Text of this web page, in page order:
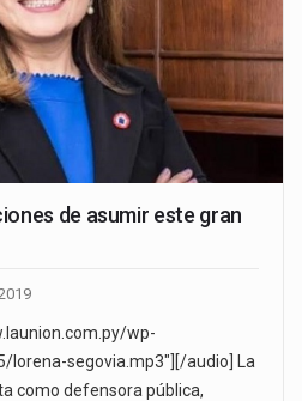
de asumir este gran
wp-
segovia.mp3"][/audio] La
como defensora pública,